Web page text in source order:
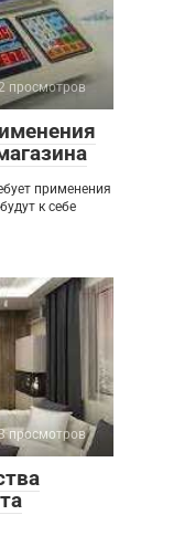
просмотров
применения
к себе
просмотров